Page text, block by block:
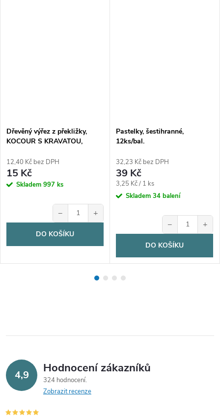
Dřevěný výřez z překližky,
KOCOUR S KRAVATOU,
12,40 Kč bez DPH
15 Kč
Skladem 997 ks
− +
DO KOŠÍKU
Pastelky, šestihranné,
12ks/bal.
32,23 Kč bez DPH
39 Kč
Měrná
cena:
3,25 Kč / 1 ks
Skladem 34 balení
− +
DO KOŠÍKU
4,9 Hodnocení zákazníků
324 hodnocení
Zobrazit recenze